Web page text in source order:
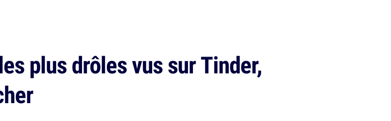
plus drôles vus sur Tinder,